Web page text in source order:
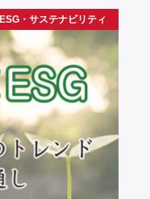
ESG・サステナビリティ